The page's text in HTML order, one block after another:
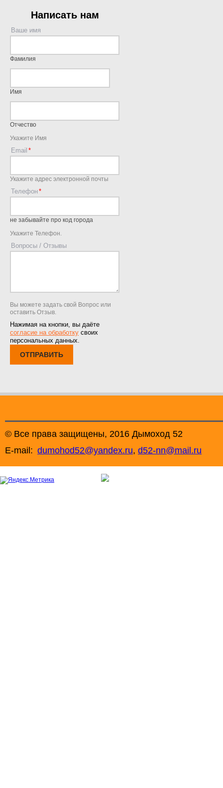
Написать нам
Ваше имя
Фамилия
Имя
Отчество
Укажите Имя
Email
Укажите адрес электронной почты
Телефон
не забывайте про код города
Укажите Телефон.
Вопросы / Отзывы
Вы можете задать свой Вопрос или
оставить Отзыв.
Нажимая на кнопки, вы даёте
согласие на обработку своих
персональных данных.
ОТПРАВИТЬ
© Все права защищены, 2016 Дымоход
E-mail: dumohod52@yandex.ru, d52-nn@mail.ru